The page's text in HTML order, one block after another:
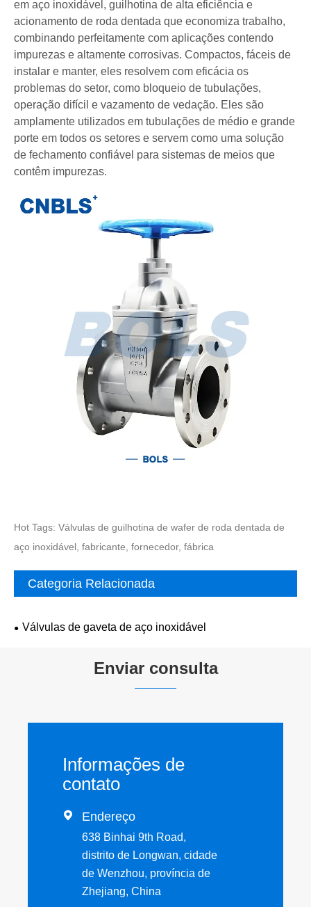
em aço inoxidável, guilhotina de alta eficiência e
acionamento de roda dentada que economiza trabalho,
combinando perfeitamente com aplicações contendo
impurezas e altamente corrosivas. Compactos, fáceis de
instalar e manter, eles resolvem com eficácia os
problemas do setor, como bloqueio de tubulações,
operação difícil e vazamento de vedação. Eles são
amplamente utilizados em tubulações de médio e grande
porte em todos os setores e servem como uma solução
de fechamento confiável para sistemas de meios que
contêm impurezas.
Hot Tags: Válvulas de guilhotina de wafer de roda dentada de
aço inoxidável, fabricante, fornecedor, fábrica
Categoria Relacionada
Válvulas de gaveta de aço inoxidável
Enviar consulta
Informações de
contato
 Endereço
638 Binhai 9th Road,
distrito de Longwan, cidade
de Wenzhou, província de
Zhejiang, China